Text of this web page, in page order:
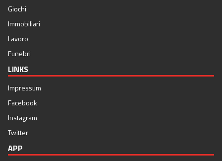
Giochi
Immobiliari
Lavoro
Funebri
LINKS
Impressum
Facebook
Instagram
Twitter
APP